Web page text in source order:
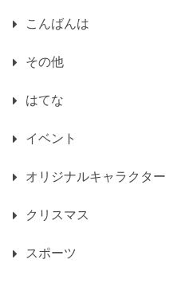
こんばんは
その他
はてな
イベント
オリジナルキャラクター
クリスマス
スポーツ